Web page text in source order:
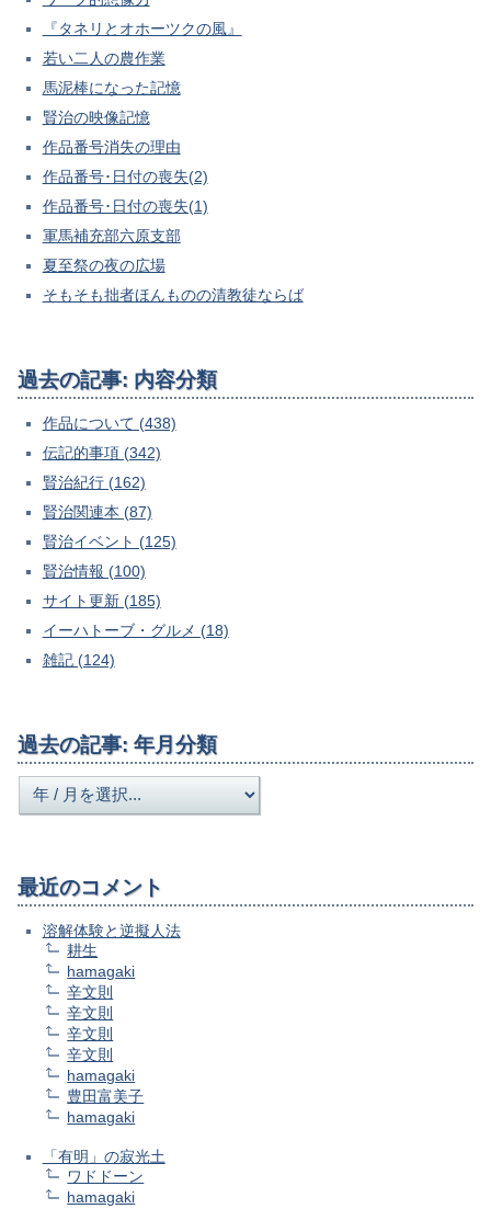
『タネリとオホーツクの風』
若い二人の農作業
馬泥棒になった記憶
賢治の映像記憶
作品番号消失の理由
作品番号･日付の喪失(2)
作品番号･日付の喪失(1)
軍馬補充部六原支部
夏至祭の夜の広場
そもそも拙者ほんものの清教徒ならば
過去の記事: 内容分類
作品について (438)
伝記的事項 (342)
賢治紀行 (162)
賢治関連本 (87)
賢治イベント (125)
賢治情報 (100)
サイト更新 (185)
イーハトーブ・グルメ (18)
雑記 (124)
過去の記事: 年月分類
最近のコメント
溶解体験と逆擬人法
耕生
hamagaki
辛文則
辛文則
辛文則
辛文則
hamagaki
豊田富美子
hamagaki
「有明」の寂光土
ワドドーン
hamagaki